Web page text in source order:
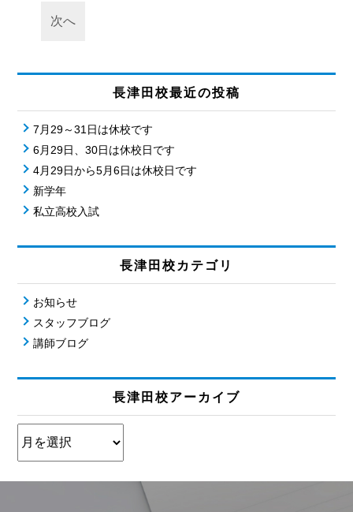
次へ
長津田校最近の投稿
7月29～31日は休校です
6月29日、30日は休校日です
4月29日から5月6日は休校日です
新学年
私立高校入試
長津田校カテゴリ
お知らせ
スタッフブログ
講師ブログ
長津田校アーカイブ